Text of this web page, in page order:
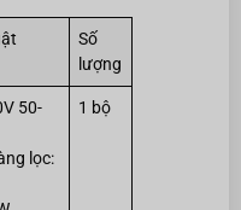
Số
lượng
50-
lọc:
1 bộ